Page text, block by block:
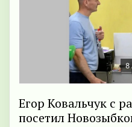
8
Егор Ковальчук с
посетил